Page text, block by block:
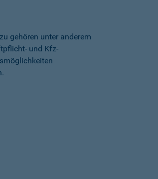
gehören unter anderem
und Kfz-